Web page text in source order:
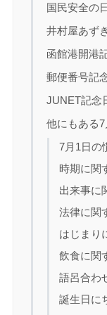
国民安全の
井村屋あず
函館港開港
郵便番号記
JUNET記念
他にもある
7月1日の
時期に関
出来事に
法律に関
はじまり
飲食に関
語呂合わ
誕生日に